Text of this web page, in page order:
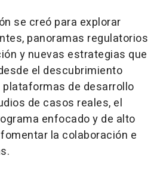
se creó para explorar
panoramas regulatorios
y nuevas estrategias que
el descubrimiento
de desarrollo
de casos reales, el
enfocado y de alto
la colaboración e